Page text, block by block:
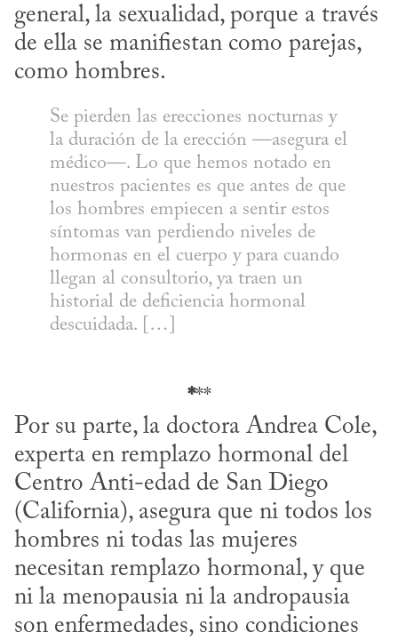
general, la sexualidad, porque a través
de ella se manifiestan como parejas,
como hombres.
Se pierden las erecciones nocturnas y
la duración de la erección —asegura el
médico—. Lo que hemos notado en
nuestros pacientes es que antes de que
los hombres empiecen a sentir estos
síntomas van perdiendo niveles de
hormonas en el cuerpo y para cuando
llegan al consultorio, ya traen un
historial de deficiencia hormonal
descuidada. […]
***
Por su parte, la doctora Andrea Cole,
experta en remplazo hormonal del
Centro Anti-edad de San Diego
(California), asegura que ni todos los
hombres ni todas las mujeres
necesitan remplazo hormonal, y que
ni la menopausia ni la andropausia
son enfermedades, sino condiciones